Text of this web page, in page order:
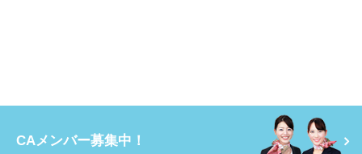
CAメンバー募集中！